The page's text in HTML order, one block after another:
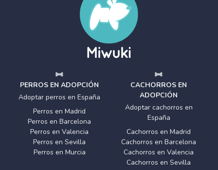
PERROS EN ADOPCIÓN
Adoptar perros en España
Perros en Madrid
Perros en Barcelona
Perros en Valencia
Perros en Sevilla
Perros en Murcia
CACHORROS EN
ADOPCIÓN
Adoptar cachorros en
España
Cachorros en Madrid
Cachorros en Barcelona
Cachorros en Valencia
Cachorros en Sevilla